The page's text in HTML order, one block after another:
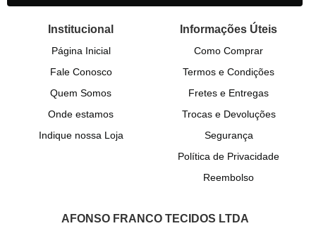
Institucional
Página Inicial
Fale Conosco
Quem Somos
Onde estamos
Indique nossa Loja
Informações Úteis
Como Comprar
Termos e Condições
Fretes e Entregas
Trocas e Devoluções
Segurança
Política de Privacidade
Reembolso
AFONSO FRANCO TECIDOS LTDA